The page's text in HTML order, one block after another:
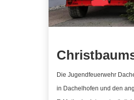
Die Jugendfeuerwehr
in Dachelhofen und den